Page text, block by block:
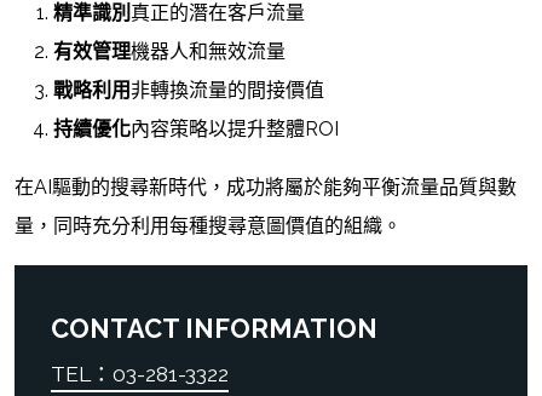
精準識別 真正的潛在客戶流量
有效管理機器人和無效流量
戰略利用 非轉換流量的間接價值
持續優化內容策略以提升整體ROI
在AI驅動的搜尋新時代，成功將屬於能夠平衡流量品質與數
量，同時充分利用每種搜尋意圖價值的組織。
CONTACT INFORMATION
TEL：03-281-3322